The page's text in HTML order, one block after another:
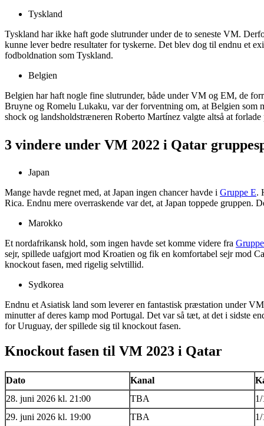
Tyskland
Tyskland har ikke haft gode slutrunder under de to seneste VM.
kunne lever bedre resultater for tyskerne. Det blev dog til endnu et
fodboldnation som Tyskland.
Belgien
Belgien har haft nogle fine slutrunder, både under VM og EM, de
Bruyne og Romelu Lukaku, var der forventning om, at Belgien
shock og landsholdstræneren Roberto Martínez valgte altså at forlade
3 vindere under VM 2022 i Qatar
Japan
Mange havde regnet med, at Japan ingen chancer havde i Gruppe E.
Rica. Endnu mere overraskende var det, at Japan toppede gruppen.
Marokko
Et nordafrikansk hold, som ingen havde set komme videre fra
sejr, spillede uafgjort mod Kroatien og fik en komfortabel sejr mod
knockout fasen, med rigelig selvtillid.
Sydkorea
Endnu et Asiatisk land som leverer en fantastisk præstation under
minutter af deres kamp mod Portugal. Det var så tæt, at det i sidste
for Uruguay, der spillede sig til knockout fasen.
Knockout fasen til VM 2023 i Qatar
Dato Kanal
28. juni 2026 kl. 21:00
TBA
29. juni 2026 kl. 19:00
TBA